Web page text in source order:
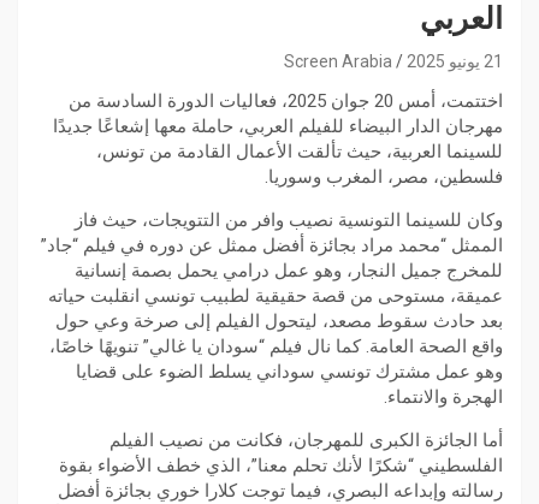
العربي
21 يونيو 2025 Screen Arabia
اختتمت، أمس 20 جوان 2025، فعاليات الدورة السادسة من
مهرجان الدار البيضاء للفيلم العربي، حاملة معها إشعاعًا جديدًا
للسينما العربية، حيث تألقت الأعمال القادمة من تونس،
فلسطين، مصر، المغرب وسوريا.
وكان للسينما التونسية نصيب وافر من التتويجات، حيث فاز
الممثل “محمد مراد بجائزة أفضل ممثل عن دوره في فيلم “جاد”
للمخرج جميل النجار، وهو عمل درامي يحمل بصمة إنسانية
عميقة، مستوحى من قصة حقيقية لطبيب تونسي انقلبت حياته
بعد حادث سقوط مصعد، ليتحول الفيلم إلى صرخة وعي حول
واقع الصحة العامة. كما نال فيلم “سودان يا غالي” تنويهًا خاصًا،
وهو عمل مشترك تونسي سوداني يسلط الضوء على قضايا
الهجرة والانتماء.
أما الجائزة الكبرى للمهرجان، فكانت من نصيب الفيلم
الفلسطيني “شكرًا لأنك تحلم معنا”، الذي خطف الأضواء بقوة
رسالته وإبداعه البصري، فيما توجت كلارا خوري بجائزة أفضل